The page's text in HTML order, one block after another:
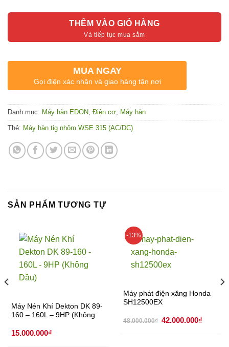
THÊM VÀO GIỎ HÀNG
MUA NGAY
Gọi điện xác nhận và giao hàng tận nơi
Danh mục: Máy hàn EDON Điện cơ Máy hàn
Thẻ: Máy hàn tig nhôm WSE 315 (AC/DC)
SẢN PHẨM TƯƠNG TỰ
Máy Nén Khí Dekton DK 89-
160 – 160L – 9HP (Không
15.000.000₫
-13%
Máy phát điện xăng Honda
SH12500EX
48.000.000₫ Giá
42.000.000₫